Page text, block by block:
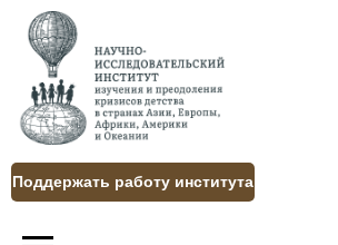
Поддержать работу института
Медицинские страховки для